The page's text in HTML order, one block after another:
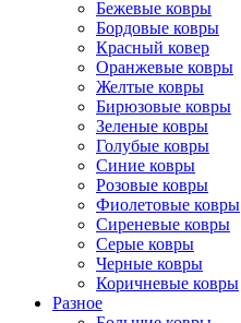
Бежевые ковры
Бордовые ковры
Красный ковер
Оранжевые ковры
Желтые ковры
Бирюзовые ковры
Зеленые ковры
Голубые ковры
Синие ковры
Розовые ковры
Фиолетовые ковры
Сиреневые ковры
Серые ковры
Черные ковры
Коричневые ковры
Разное